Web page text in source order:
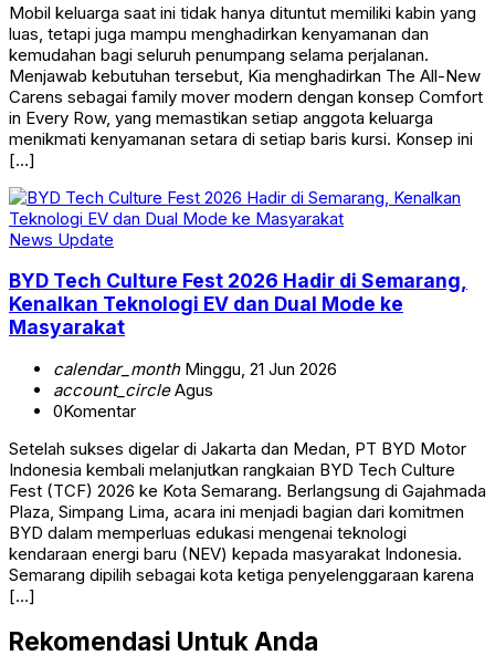
Mobil keluarga saat ini tidak hanya dituntut memiliki kabin yang
luas, tetapi juga mampu menghadirkan kenyamanan dan
kemudahan bagi seluruh penumpang selama perjalanan.
Menjawab kebutuhan tersebut, Kia menghadirkan The All-New
Carens sebagai family mover modern dengan konsep Comfort
in Every Row, yang memastikan setiap anggota keluarga
menikmati kenyamanan setara di setiap baris kursi. Konsep ini
[…]
News Update
BYD Tech Culture Fest 2026 Hadir di Semarang,
Kenalkan Teknologi EV dan Dual Mode ke
Masyarakat
calendar_monthMinggu, 21 Jun 2026
account_circleAgus
0Komentar
Setelah sukses digelar di Jakarta dan Medan, PT BYD Motor
Indonesia kembali melanjutkan rangkaian BYD Tech Culture
Fest (TCF) 2026 ke Kota Semarang. Berlangsung di Gajahmada
Plaza, Simpang Lima, acara ini menjadi bagian dari komitmen
BYD dalam memperluas edukasi mengenai teknologi
kendaraan energi baru (NEV) kepada masyarakat Indonesia.
Semarang dipilih sebagai kota ketiga penyelenggaraan karena
[…]
Rekomendasi Untuk Anda